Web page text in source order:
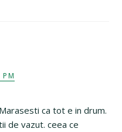
ca tot e in drum.
de vazut. ceea ce